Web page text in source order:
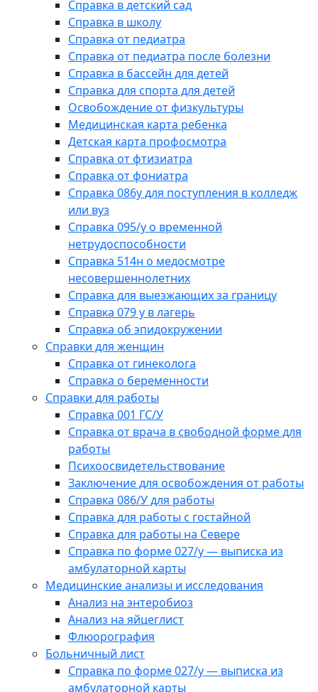
Справка в детский сад
Справка в школу
Справка от педиатра
Справка от педиатра после болезни
Справка в бассейн для детей
Справка для спорта для детей
Освобождение от физкультуры
Медицинская карта ребенка
Детская карта профосмотра
Справка от фтизиатра
Справка от фониатра
Справка 086у для поступления в колледж
или вуз
Справка 095/у о временной
нетрудоспособности
Справка 514н о медосмотре
несовершеннолетних
Справка для выезжающих за границу
Справка 079 у в лагерь
Справка об эпидокружении
Справки для женщин
Справка от гинеколога
Справка о беременности
Справки для работы
Справка 001 ГС/У
Справка от врача в свободной форме для
работы
Психоосвидетельствование
Заключение для освобождения от работы
Справка 086/У для работы
Справка для работы с гостайной
Справка для работы на Севере
Справка по форме 027/у — выписка из
амбулаторной карты
Медицинские анализы и исследования
Анализ на энтеробиоз
Анализ на яйцеглист
Флюорография
Больничный лист
Справка по форме 027/у — выписка из
амбулаторной карты